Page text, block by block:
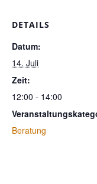
DETAILS
Datum:
14. Juli
Zeit:
12:00 - 14:00
Beratung